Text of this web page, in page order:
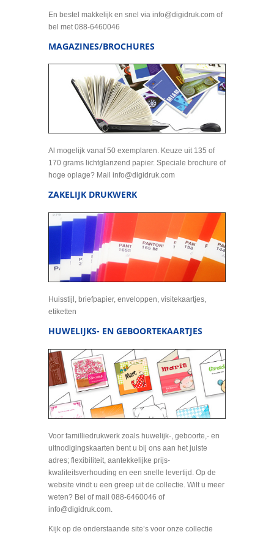
En bestel makkelijk en snel via info@digidruk.com of
bel met 088-6460046
MAGAZINES/BROCHURES
Al mogelijk vanaf 50 exemplaren. Keuze uit 135 of
170 grams lichtglanzend papier. Speciale brochure of
hoge oplage? Mail info@digidruk.com
ZAKELIJK DRUKWERK
Huisstijl, briefpapier, enveloppen, visitekaartjes,
etiketten
HUWELIJKS- EN GEBOORTEKAARTJES
Voor familliedrukwerk zoals huwelijk-, geboorte,- en
uitnodigingskaarten bent u bij ons aan het juiste
adres; flexibiliteit, aantekkelijke prijs-
kwaliteitsverhouding en een snelle levertijd. Op de
website vindt u een greep uit de collectie. Wilt u meer
weten? Bel of mail 088-6460046 of
info@digidruk.com.
Kijk op de onderstaande site’s voor onze collectie